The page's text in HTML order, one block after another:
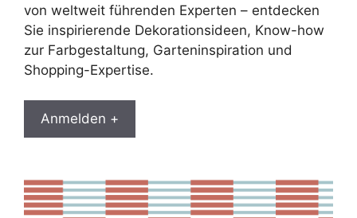
von weltweit führenden Experten – entdecken
Sie inspirierende Dekorationsideen, Know-how
zur Farbgestaltung, Garteninspiration und
Shopping-Expertise.
Anmelden +